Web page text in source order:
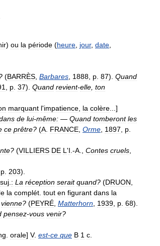
) ou la période (heure, jour, date,
(BARRÈS, Barbares, 1888, p. 87). Quand
, p. 37). Quand revient-elle, ton
marquant l'impatience, la colère...]
de lui-même: — Quand tomberont les
ce prêtre? (A. FRANCE, Orme, 1897, p.
? (VILLIERS DE L'I.-A., Contes cruels,
p. 203).
suj.: La réception serait quand? (DRUON,
la complét. tout en figurant dans la
vienne? (PEYRÉ, Matterhorn, 1939, p. 68).
pensez-vous venir?
. orale] V. est-ce que B 1 c.